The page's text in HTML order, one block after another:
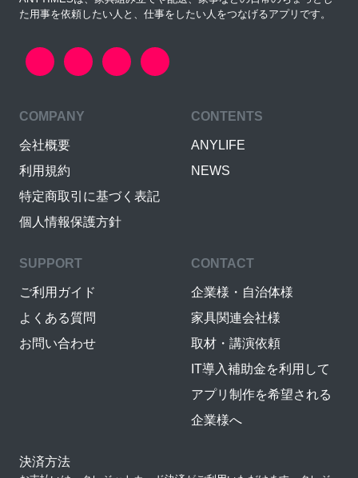
た用事を依頼したい人と、仕事をしたい人をつなげるアプリです。
COMPANY
会社概要
利用規約
特定商取引に基づく表記
個人情報保護方針
CONTENTS
ANYLIFE
NEWS
SUPPORT
ご利用ガイド
よくある質問
お問い合わせ
CONTACT
企業様・自治体様
家具関連会社様
取材・講演依頼
IT導入補助金を利用して
アプリ制作を希望される
企業様へ
決済方法